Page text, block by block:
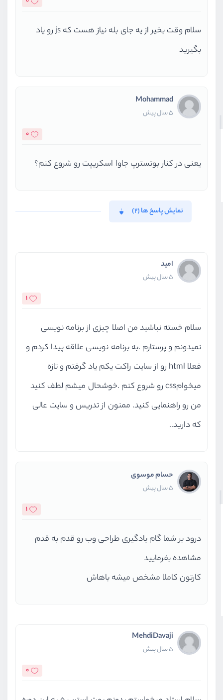
سلام وقت بخیر از یه جای بله نیاز هست که js رو یاد
بگیرید
Mohammad
5 سال پیش
0
یعنی در کنار بوتسترپ جاوا اسکریپت رو شروع کنم؟
نمایش پاسخ ها (2)
امید
5 سال پیش
1
سلام خسته نباشید من اصلا چیزی از برنامه نویسی
نمیدونم و پرستارم .به برنامه نویسی علاقه پیدا کردم و
فعلا html رو از سایت راکت یکم یاد گرفتم و تازه
میخوامcss رو شروع کنم .خوشحال میشم لطف کنید
من رو راهنمایی کنید. ممنون از تدریس و سایت عالی
که دارید..
حسام موسوی
5 سال پیش
1
درود بر شما گام یادگیری طراحی وب رو قدم به قدم
مشاهده بفرمایید
کارتون کاملا مشخص میشه باهاش
MehdiDavaji
5 سال پیش
0